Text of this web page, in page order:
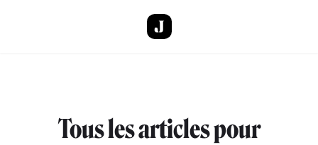
Tous les articles pour